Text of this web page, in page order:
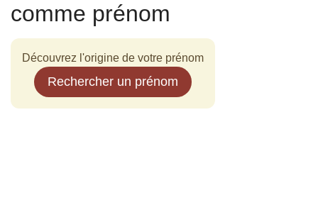
comme prénom
Découvrez l'origine de votre prénom
Rechercher un prénom